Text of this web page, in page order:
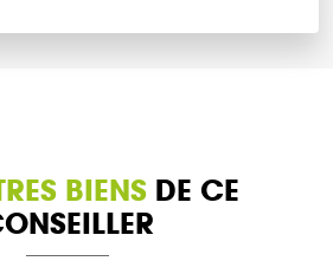
BIENSDE CE